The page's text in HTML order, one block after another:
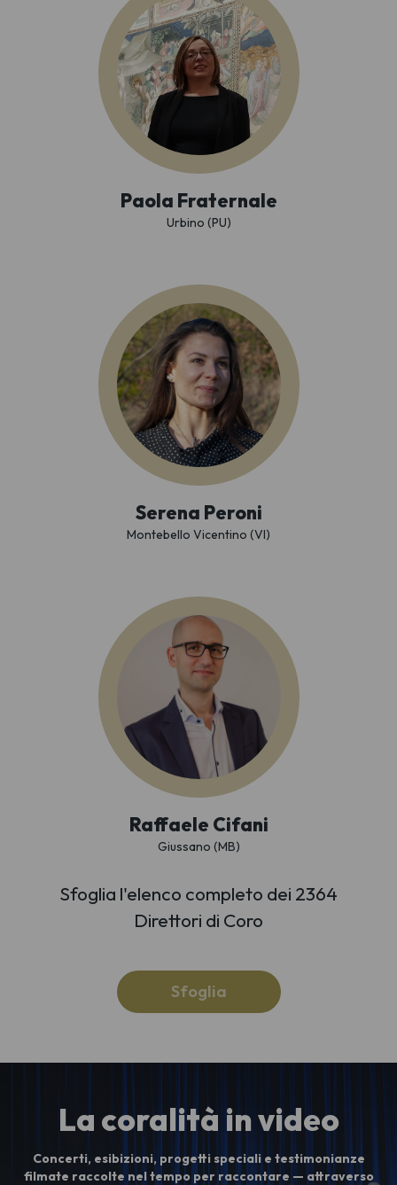
Paola Fraternale
Urbino (PU)
Serena Peroni
Montebello Vicentino (VI)
Raffaele Cifani
Giussano (MB)
Sfoglia l'elenco completo dei 2364
Direttori di Coro
Sfoglia
La coralità in video
Concerti, esibizioni, progetti speciali e testimonianze
filmate raccolte nel tempo per raccontare — attraverso